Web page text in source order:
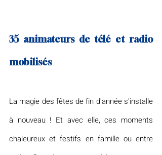
35 animateurs de télé et radio
mobilisés
La magie des fêtes de fin d'année s'installe
à nouveau ! Et avec elle, ces moments
chaleureux et festifs en famille ou entre